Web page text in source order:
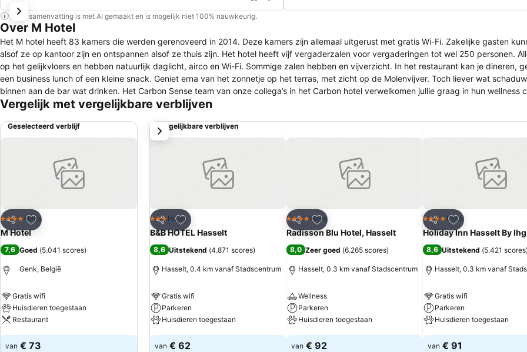
Deze samenvatting is met AI gemaakt en is mogelijk niet 100% nauwkeurig.
Over M Hotel
Het M hotel heeft 83 kamers die werden gerenoveerd in 2014. Deze kamers zijn allemaal uitgerust met gratis Wi-Fi. Zakelijke gasten
alsof ze op kantoor zijn en ontspannen alsof ze thuis zijn. Het hotel heeft vijf vergaderzalen voor vergaderingen tot wel 250 personen. Alle zalen zijn
op het gelijkvloers en hebben natuurlijk daglicht, airco en Wi-Fi. Sommige zalen hebben en vijverzicht. In het restaurant kan je dineren, genieten van
een business lunch of een kleine snack. Geniet erna van het zonnetje op het terras, met zicht op de Molenvijver. Toch liever wat
binnen aan de bar wat drinken. Het Carbon Sense team van onze collega’s in het Carbon hotel verwelkomen jullie graag in hun wellness centrum.
Carbon Sense is slechts vijf minuten wandelen van het M hotel. www.carbonsense.be De unieke locatie van het M hotel biedt tal van mogelijkheden
je je auto parkeren op de privéparking van het hotel. Het centraal station ligt op wandelafstand.
Vergelijk met vergelijkbare verblijven
Geselecteerd verblijf
Delen
Toevoegen aan favorieten
4 SterrenHotel
M Hotel
7,6 Goed (5.041 scores)
Genk, België
Gratis wifi
Huisdieren toegestaan
Restaurant
Prijzen bekijken
van € 73
Vergelijkbare verblijven
Delen
Toevoegen aan favorieten
3 Sterren
Hotel
B&B HOTEL Hasselt
8,6 Uitstekend (4.871 scores)
Hasselt, 0.4 km vanaf Stadscentrum
Gratis wifi
Parkeren
Huisdieren toegestaan
Prijzen bekijken
van € 62
Delen
Toevoegen aan favorieten
4 SterrenHotel
Radisson Blu Hotel, Hasselt
8,0 Zeer goed (6.265 scores)
Hasselt, 0.3 km vanaf Stadscentrum
Wellness
Parkeren
Huisdieren toegestaan
Prijzen bekijken
van € 92
Delen
Toevoegen aan
4 SterrenHotel
Holiday Inn Hasselt By Ihg
8,6 Uitstekend (5.421 scores)
Hasselt, 0.3 km vanaf
Gratis wifi
Parkeren
Huisdieren toegestaan
Prijzen bekijken
van € 91
volgende